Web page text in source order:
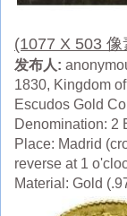
(1077 X 503
发布人:
1830, Kingdom
Escudos Gold
Denomination: 2
Place: Madrid
reverse at 1
Material: Gold